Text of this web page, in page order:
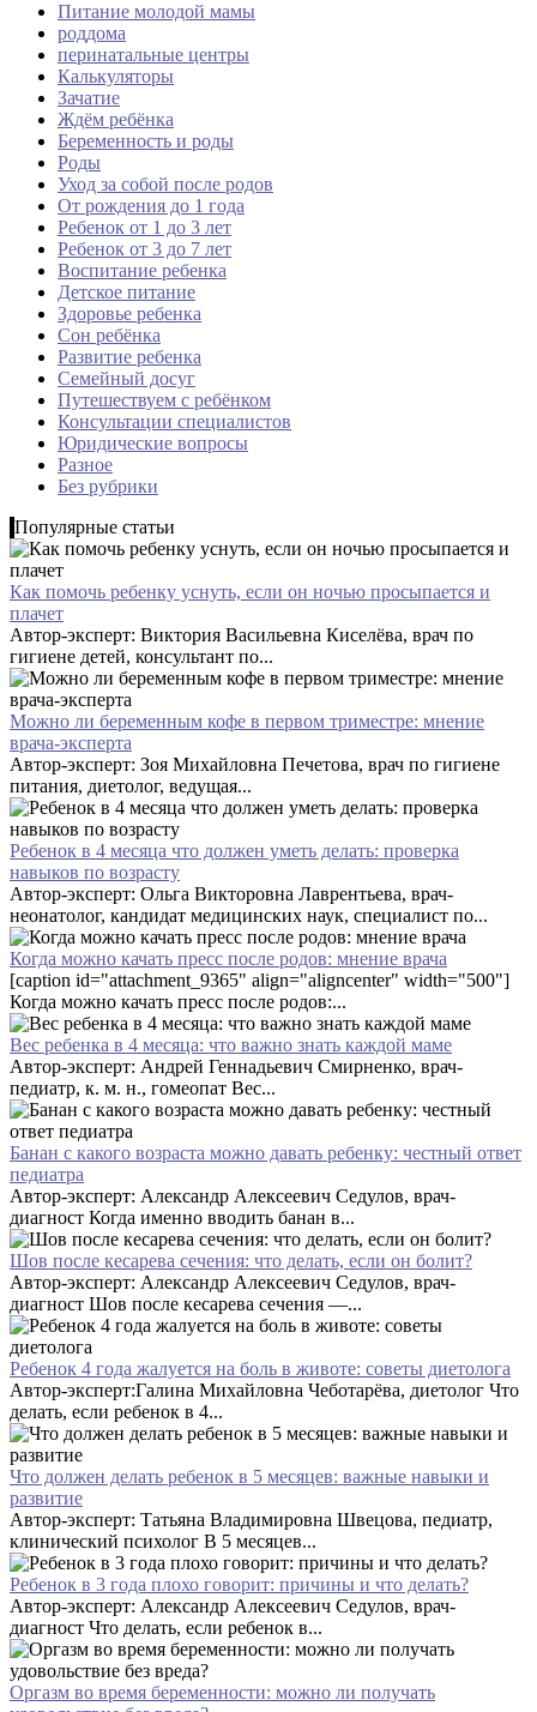
Питание молодой мамы
роддома
перинатальные центры
Калькуляторы
Зачатие
Ждём ребёнка
Беременность и роды
Роды
Уход за собой после родов
От рождения до 1 года
Ребенок от 1 до 3 лет
Ребенок от 3 до 7 лет
Воспитание ребенка
Детское питание
Здоровье ребенка
Сон ребёнка
Развитие ребенка
Семейный досуг
Путешествуем с ребёнком
Консультации специалистов
Юридические вопросы
Разное
Без рубрики
Популярные статьи
Как помочь ребенку уснуть, если он ночью просыпается и
плачет
Автор-эксперт: Виктория Васильевна Киселёва, врач по
гигиене детей, консультант по...
Можно ли беременным кофе в первом триместре: мнение
врача-эксперта
Автор-эксперт: Зоя Михайловна Печетова, врач по гигиене
питания, диетолог, ведущая...
Ребенок в 4 месяца что должен уметь делать: проверка
навыков по возрасту
Автор-эксперт: Ольга Викторовна Лаврентьева, врач-
неонатолог, кандидат медицинских наук, специалист по...
Когда можно качать пресс после родов: мнение врача
[caption id="attachment_9365" align="aligncenter" width="500"]
Когда можно качать пресс после родов:...
Вес ребенка в 4 месяца: что важно знать каждой маме
Автор-эксперт: Андрей Геннадьевич Смирненко, врач-
педиатр, к. м. н., гомеопат Вес...
Банан с какого возраста можно давать ребенку: честный ответ
педиатра
Автор-эксперт: Александр Алексеевич Седулов, врач-
диагност Когда именно вводить банан в...
Шов после кесарева сечения: что делать, если он болит?
Автор-эксперт: Александр Алексеевич Седулов, врач-
диагност Шов после кесарева сечения —...
Ребенок 4 года жалуется на боль в животе: советы диетолога
Автор-эксперт:Галина Михайловна Чеботарёва, диетолог Что
делать, если ребенок в 4...
Что должен делать ребенок в 5 месяцев: важные навыки и
развитие
Автор-эксперт: Татьяна Владимировна Швецова, педиатр,
клинический психолог В 5 месяцев...
Ребенок в 3 года плохо говорит: причины и что делать?
Автор-эксперт: Александр Алексеевич Седулов, врач-
диагност Что делать, если ребенок в...
Оргазм во время беременности: можно ли получать